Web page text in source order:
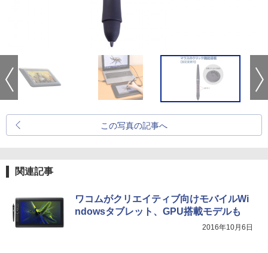
この写真の記事へ
関連記事
ワコムがクリエイティブ向けモバイルWi
ndowsタブレット、GPU搭載モデルも
2016年10月6日